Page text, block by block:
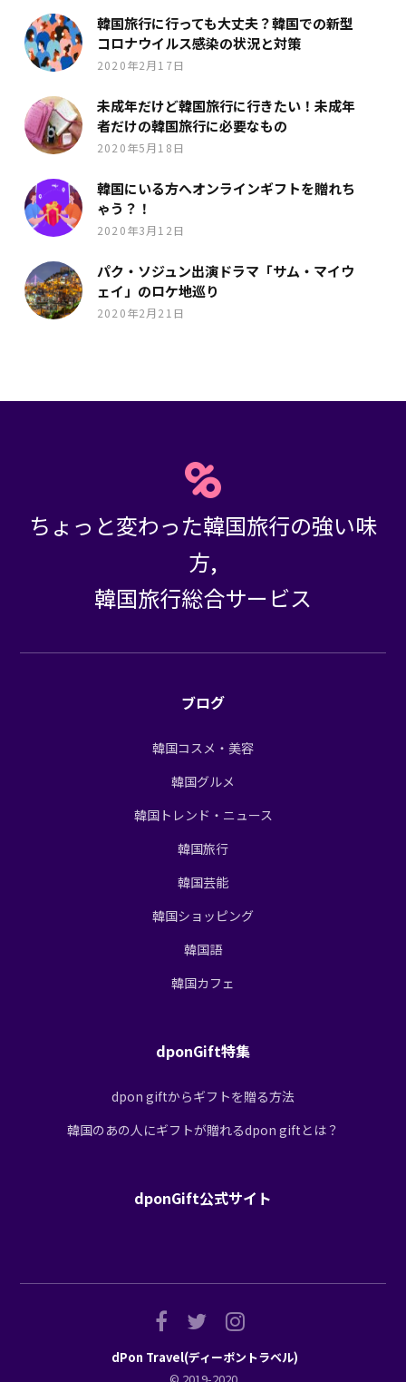
韓国旅行に行っても大丈夫？韓国での新型
コロナウイルス感染の状況と対策
2020年2月17日
未成年だけど韓国旅行に行きたい！未成年
者だけの韓国旅行に必要なもの
2020年5月18日
韓国にいる方へオンラインギフトを贈れち
ゃう？！
2020年3月12日
パク・ソジュン出演ドラマ「サム・マイウ
ェイ」のロケ地巡り
2020年2月21日
ちょっと変わった韓国旅行の強い味
方,
韓国旅行総合サービス
ブログ
韓国コスメ・美容
韓国グルメ
韓国トレンド・ニュース
韓国旅行
韓国芸能
韓国ショッピング
韓国語
韓国カフェ
dponGift特集
dpon giftからギフトを贈る方法
韓国のあの人にギフトが贈れるdpon giftとは？
dponGift公式サイト
dPon Travel(ディーポントラベル)